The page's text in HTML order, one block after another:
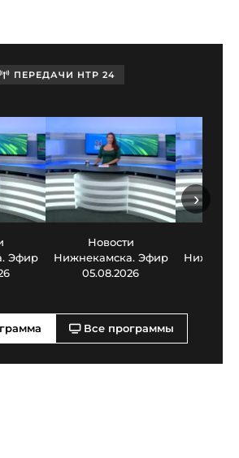
ПЕРЕДАЧИ НТР 24
Эфир
Новости
Нижнекамска. Эфир
05.08.2026
›
Все программы